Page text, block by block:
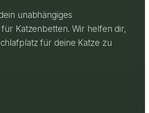
unabhängiges
Katzenbetten. Wir helfen dir,
für deine Katze zu